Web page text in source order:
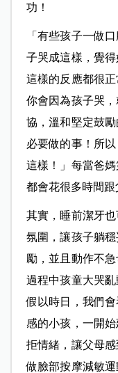
功！
「有些孩子一做
子哭成這樣，覺
這樣的反應都很
你會因為孩子哭
協，溫和堅定鼓
必要做的事！所
這樣！」每當爸
都會花很多時間跟
其實，睡前潔牙
氛圍，讓孩子躺
勵，並且動作不
過程中孩童大哭
假以時日，我們
感的小孩，一開
拒情緒，讓父母
做臉部按摩減敏